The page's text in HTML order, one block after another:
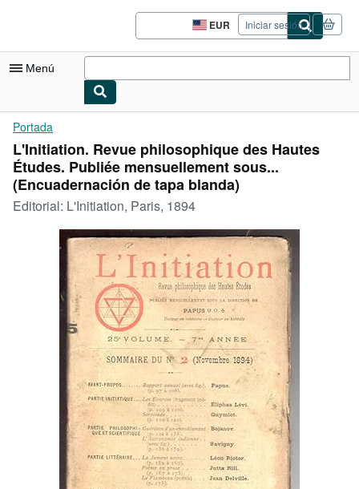
Pasar al contenido principal
EUR
Preferencias
de
del
Iniciar sesión
Menú
Mi cuenta
Consultar mis pedidos
Cerrar sesión
Búsqueda avanzada
Colecciones
Libros antiguos
Arte y coleccionismo
Vendedores
Comenzar a vender
CERRAR
Portada
L'Initiation. Revue philosophique des Hautes
Études. Publiée mensuellement sous...
(Encuadernación de tapa blanda)
Editorial: L'Initiation, Paris, 1894